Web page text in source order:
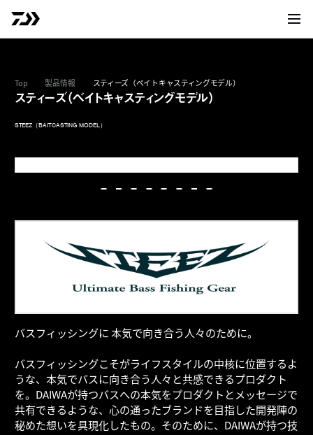
サイ
Top 製品情報 スティーズ（ベイトキャスティングモデル）
スティーズ（ベイトキャスティングモデル）
STEEZ（BAITCASTING MODEL）
バスフィッシングに 本気で向き合う人々のために。
バスフィッシングこそがライフスタイルの中核に位置するよ
うな、本気でバスに向き合う人々と共感できるプロダクト
を。DAIWAが持つバスへの本気をプロダクトとメッセージで
共有できるような、心の通ったブランドを目指した開発陣の
秘めた想いを具現化したもの。そのために、DAIWAが持つ技